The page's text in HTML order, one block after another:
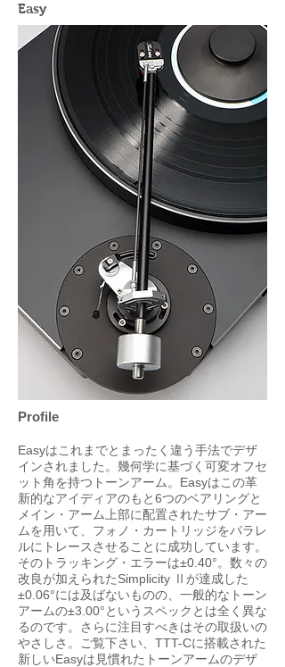
Easy
Profile
Easyはこれまでとまったく違う手法でデザ
インされました。幾何学に基づく可変オフセ
ット角を持つトーンアーム。Easyはこの革
新的なアイディアのもと6つのベアリングと
メイン・アーム上部に配置されたサブ・アー
ムを用いて、フォノ・カートリッジをパラレ
ルにトレースさせることに成功しています。
そのトラッキング・エラーは±0.40°。数々の
改良が加えられたSimplicity Ⅱが達成した
±0.06°には及ばないものの、一般的なトーン
アームの±3.00°というスペックとは全く異な
るのです。さらに注目すべきはその取扱いの
やさしさ。ご覧下さい、TTT-Cに搭載された
新しいEasyは見慣れたトーンアームのデザ